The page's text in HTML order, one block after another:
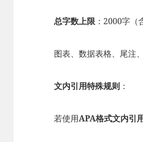
​总字数上限​ ：2000字（
图表、数据表格、尾注
​文内引用特殊规则​ ​：
若使用​​APA格式文内引